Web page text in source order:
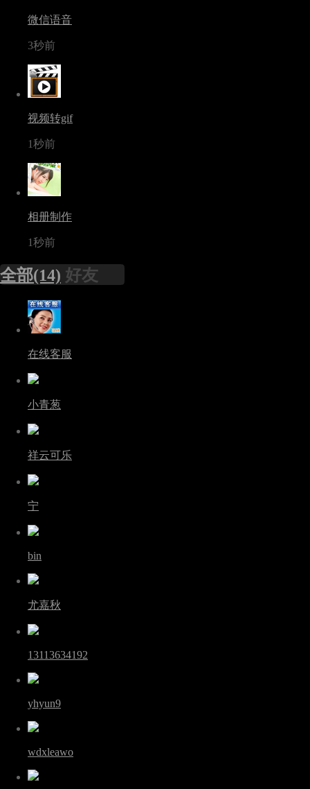
微信语音
3秒前
视频转gif
1秒前
相册制作
1秒前
全部(14) 好友
在线客服
小青葱
祥云可乐
宁
bin
尤嘉秋
13113634192
yhyun9
wdxleawo